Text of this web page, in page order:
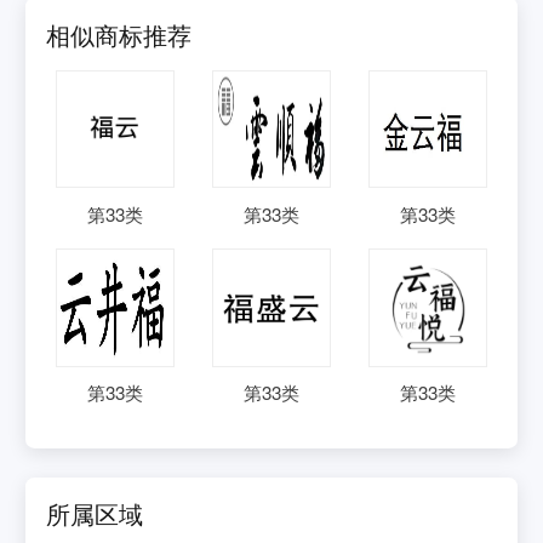
相似商标推荐
第33类 第33类 第33类
第33类 第33类 第33类
所属区域